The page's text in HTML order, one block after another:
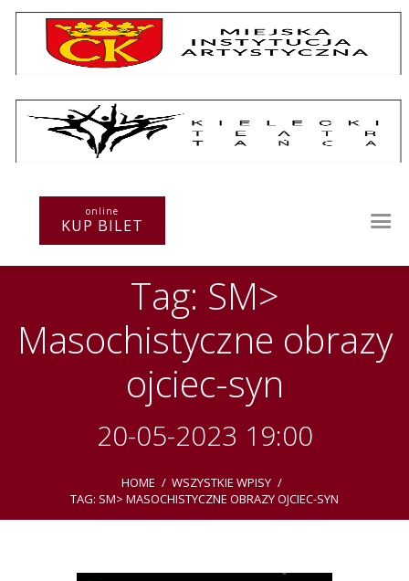
online
KUP BILET
Tag: SM>
Masochistyczne obrazy
ojciec-syn
20-05-2023 19:00
HOME
WSZYSTKIE WPISY
TAG: SM> MASOCHISTYCZNE OBRAZY OJCIEC-SYN
Repertuar
Teatr / Zespół
Przestrzenie Sztuki
Festiwal
Kurs instruktorski
Kontakt